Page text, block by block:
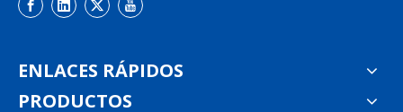
ENLACES RÁPIDOS
PRODUCTOS